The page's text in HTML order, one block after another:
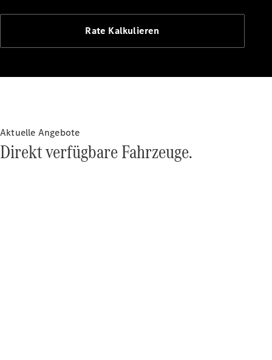
Aktualisierungen
Belgium
Luxembourg
Rate Kalkulieren
Aktuelle Angebote
Direkt verfügbare Fahrzeuge.